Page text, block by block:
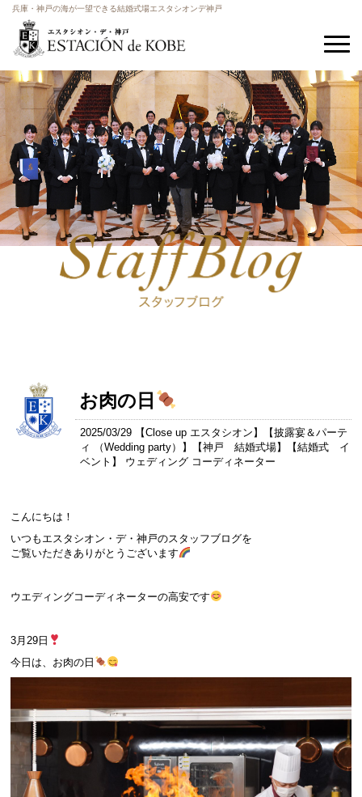
兵庫・神戸の海が一望できる結婚式場エスタシオンデ神戸
お肉の日
2025/03/29 【Close up エスタシオン 】【披露宴＆パーテ
ィ （Wedding party）
】【神戸 結婚式場】【結婚式 イ
ベント 】 ウェディング コーディネーター
こんにちは！
いつもエスタシオン・デ・神戸のスタッフブログを
ご覧いただきありがとうございます
ウエディングコーディネーターの高安です
3月29日
今日は、お肉の日